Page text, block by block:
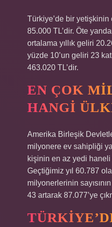
Türkiye’de bir yetişkinin
85.000 TL’dir. Öte
ortalama yıllık geliri
yüzde 10’un geliri 23
463.020 TL’dir.
EN ÇOK
HANGI
Amerika Birleşik
milyonere ev sahipliği
kişinin en az yedi haneli
Geçtiğimiz yıl 60.787
milyonerlerinin
43 artarak 87.077’ye